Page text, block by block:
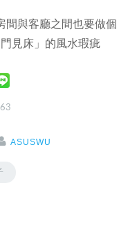
間與客廳之間也要做個
見床」的風水瑕疵
ASUSWU